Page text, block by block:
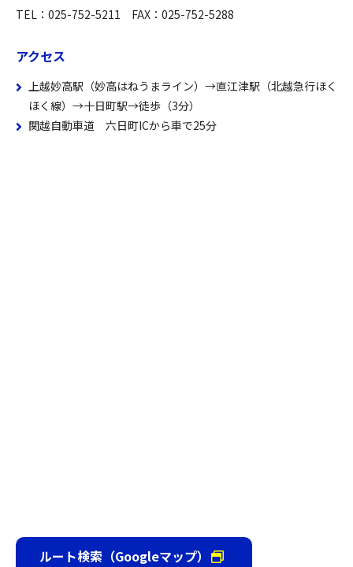
TEL：025-752-5211 FAX：025-752-5288
アクセス
上越妙高駅（妙高はねうまライン）→直江津駅（北越急行ほく
ほく線）→十日町駅→徒歩（3分）
関越自動車道 六日町ICから車で25分
ルート検索（Googleマップ）